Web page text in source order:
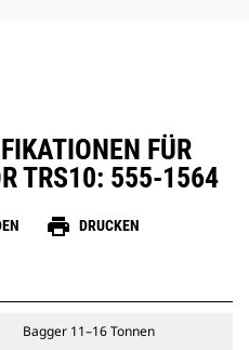
FÜR
TRS10: 555-1564
print DRUCKEN
Bagger 11–16 Tonnen